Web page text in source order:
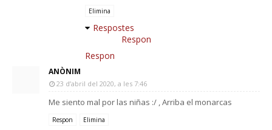
Elimina
Respostes
Respon
Respon
ANÒNIM
23 d’abril del 2020, a les 7:46
Me siento mal por las niñas :/ , Arriba el monarcas
Respon Elimina